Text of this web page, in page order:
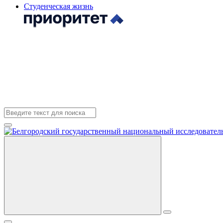
Студенческая жизнь